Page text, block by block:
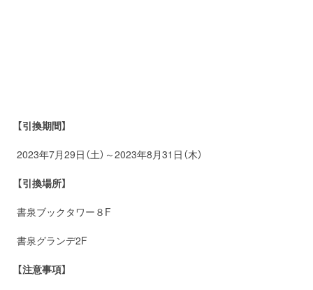
【引換期間】
2023年7月29日（土）～2023年8月31日（木）
【引換場所】
書泉ブックタワー８F
書泉グランデ2F
【注意事項】